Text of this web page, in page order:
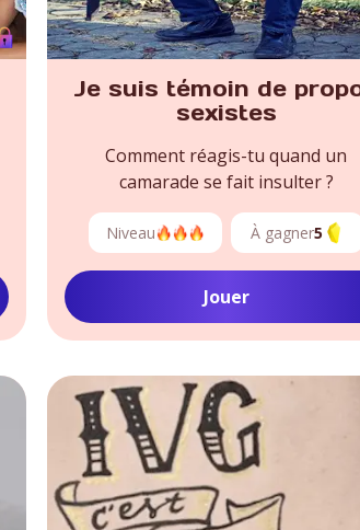
Je suis témoin de
sexistes
Comment réagis-tu quand un
camarade se fait insulter ?
Niveau À gagner5
Jouer